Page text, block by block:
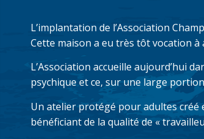
L’implantation de l’Association
Cette maison a eu très tôt vocation à
L’Association accueille aujourd’hui
psychique et ce, sur une large
Un atelier protégé pour adultes créé
bénéficiant de la qualité de «